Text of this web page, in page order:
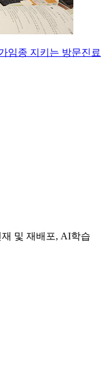
임종 지키는 방문진료
및 재배포, AI학습